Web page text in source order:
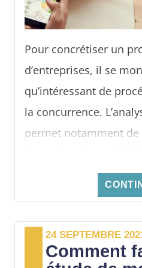
Pour concrétiser un
d’entreprises, il se
qu’intéressant de
la concurrence.
permet notamment de
pour atteindre son
positionner sur le
24 SEPTEMBRE
Comment